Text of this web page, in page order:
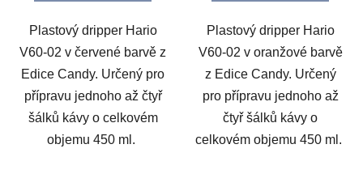
Plastový dripper Hario
V60-02 v červené barvě z
Edice Candy. Určený pro
přípravu jednoho až čtyř
šálků kávy o celkovém
objemu 450 ml.
Plastový dripper Hario
V60-02 v oranžové barvě
z Edice Candy. Určený
pro přípravu jednoho až
čtyř šálků kávy o
celkovém objemu 450 ml.